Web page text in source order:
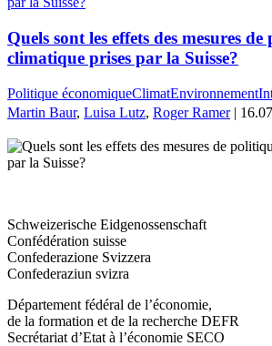
Quels sont les effets des mesures
climatique prises par la Suisse?
Politique économiqueClimatEnvironnement
Martin Baur, Luisa Lutz, Roger Ramer|
Schweizerische Eidgenossenschaft
Confédération suisse
Confederazione Svizzera
Confederaziun svizra
Département fédéral de l’économie,
de la formation et de la recherche DEFR
Secrétariat d’Etat à l’économie SECO